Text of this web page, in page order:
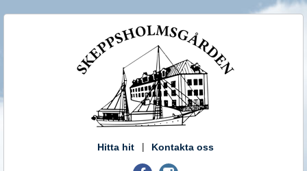
Hitta hit Kontakta oss